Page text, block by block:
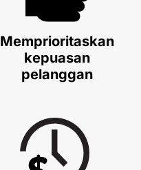
Memprioritaskan
kepuasan
pelanggan